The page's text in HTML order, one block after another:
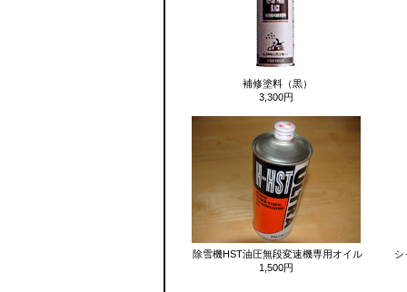
補修塗料（黒）
3,300円
除雪機HST油圧無段変速機専用オイル
1,500円
シ